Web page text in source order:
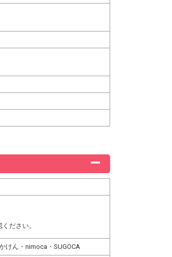
ださい。
けん・nimoca・SUGOCA